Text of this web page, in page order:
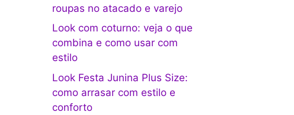
roupas no atacado e varejo
Look com coturno: veja o que
combina e como usar com
estilo
Look Festa Junina Plus Size:
como arrasar com estilo e
conforto